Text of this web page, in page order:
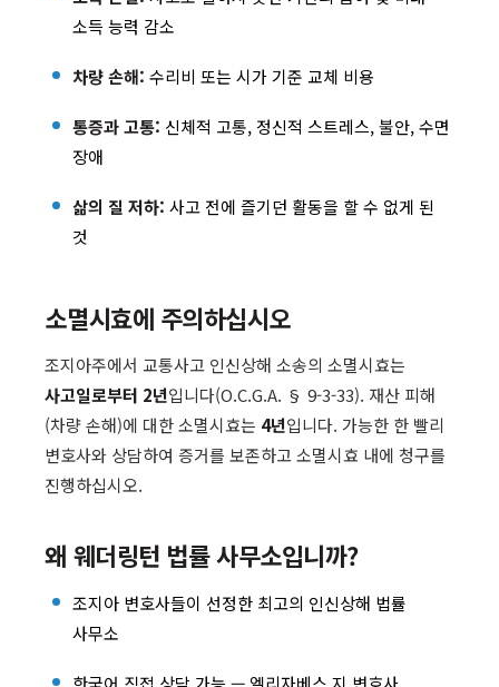
소득 능력 감소
차량 손해: 수리비 또는 시가 기준 교체 비용
통증과 고통: 신체적 고통, 정신적 스트레스, 불안, 수면
장애
삶의 질 저하: 사고 전에 즐기던 활동을 할 수 없게 된
것
소멸시효에 주의하십시오
조지아주에서 교통사고 인신상해 소송의 소멸시효는
사고일로부터 2년입니다(O.C.G.A. § 9-3-33). 재산 피해
(차량 손해)에 대한 소멸시효는 4년입니다. 가능한 한 빨리
변호사와 상담하여 증거를 보존하고 소멸시효 내에 청구를
진행하십시오.
왜 웨더링턴 법률 사무소입니까?
조지아 변호사들이 선정한 최고의 인신상해 법률
사무소